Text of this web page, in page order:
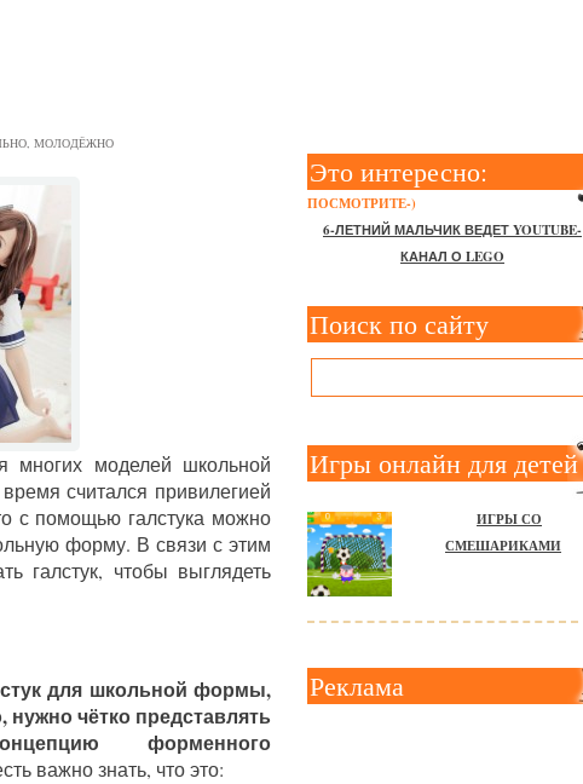
МОЛОДЁЖНО
многих моделей школьной
считался привилегией
с помощью галстука можно
форму. В связи с этим
галстук, чтобы выглядеть
для школьной формы,
нужно чётко представлять
форменного
важно знать, что это:
Это интересно:
ПОСМОТРИТЕ-)
6-ЛЕТНИЙ МАЛЬЧИК ВЕДЕТ YOUTUBE-
КАНАЛ О LEGO
Поиск по сайту
Игры онлайн для детей
ИГРЫ СО
СМЕШАРИКАМИ
Реклама